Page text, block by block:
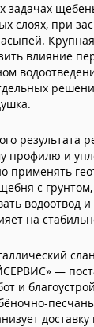
задачах
слоях, при
влияние
результата
профилю и
применять
с
водоотвод
на
—
и